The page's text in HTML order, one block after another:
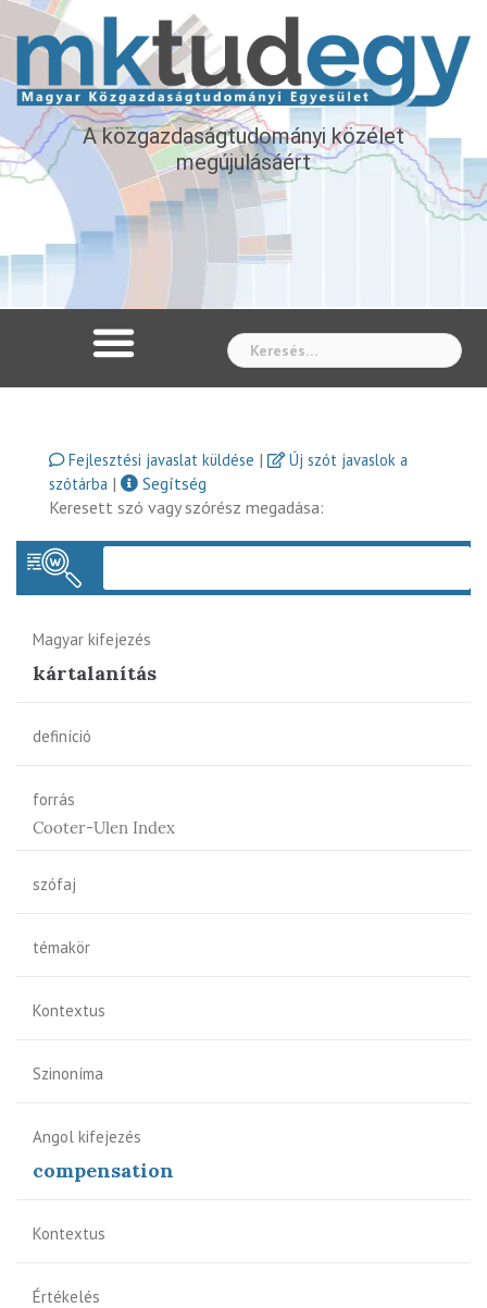
A közgazdaságtudományi közélet
megújulásáért
Fejlesztési javaslat küldése |
Új szót javaslok a
szótárba |
Segítség
Keresett szó vagy szórész megadása:
Magyar kifejezés
kártalanítás
definíció
forrás
Cooter-Ulen Index
szófaj
témakör
Kontextus
Szinoníma
Angol kifejezés
compensation
Kontextus
Értékelés